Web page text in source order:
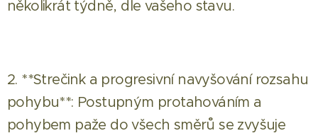
několikrát týdně, dle vašeho stavu.
2. **Strečink a progresivní navyšování rozsahu
pohybu**: Postupným protahováním a
pohybem paže do všech směrů se zvyšuje